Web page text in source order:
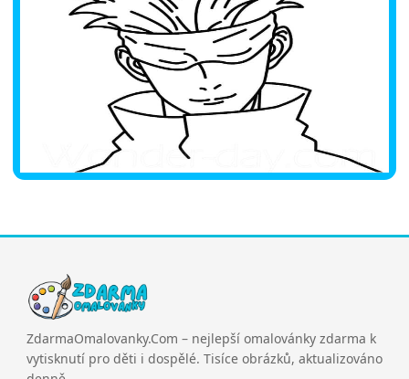
ZdarmaOmalovanky.Com – nejlepší omalovánky zdarma k
vytisknutí pro děti i dospělé. Tisíce obrázků, aktualizováno